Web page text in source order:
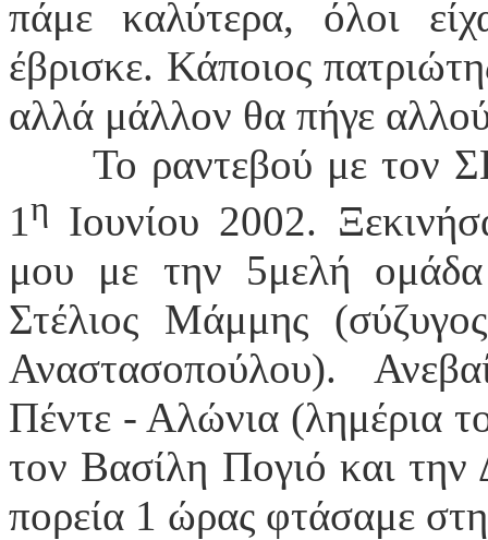
πάμε καλύτερα, όλοι
έβρισκε. Κάποιος
αλλά μάλλον θα πήγε
Το ραντεβού με τον
1η Ιουνίου 2002.
μου με την 5μελή
Στέλιος Μάμμης
Αναστασοπούλου).
Πέντε - Αλώνια (λημέρια
τον Βασίλη Πογιό και την
πορεία 1 ώρας φτάσαμε